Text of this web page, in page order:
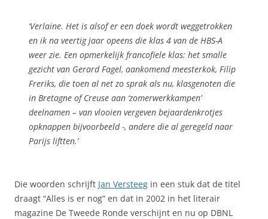
‘Verlaine. Het is alsof er een doek wordt weggetrokken
en ik na veertig jaar opeens die klas 4 van de HBS-A
weer zie. Een opmerkelijk francofiele klas: het smalle
gezicht van Gerard Fagel, aankomend meesterkok, Filip
Freriks, die toen al net zo sprak als nu, klasgenoten die
in Bretagne of Creuse aan ‘zomerwerkkampen’
deelnamen – van vlooien vergeven bejaardenkrotjes
opknappen bijvoorbeeld -, andere die al geregeld naar
Parijs liftten.’
Die woorden schrijft Jan Versteeg in een stuk dat de titel
draagt “Alles is er nog” en dat in 2002 in het literair
magazine De Tweede Ronde verschijnt en nu op DBNL